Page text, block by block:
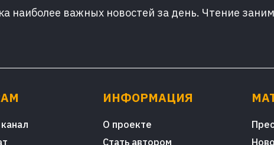
наиболее важных новостей за день. Чтение
ИНФОРМАЦИЯ
О проекте
Стать автором